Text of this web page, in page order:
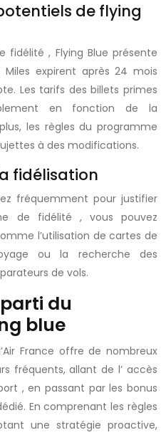
de flying
fidélité, Flying Blue présente
Miles expirent après 24 mois
Les tarifs des billets primes
en fonction de la
les règles du programme
à des modifications.
fidélisation
fréquemment pour justifier
de fidélité , vous pouvez
l’utilisation de cartes de
ou la recherche des
de vols.
du
blue
France offre de nombreux
fréquents, allant de l’ accès
, en passant par les bonus
En comprenant les règles
une stratégie proactive,